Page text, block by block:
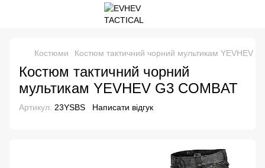
Костюми Костюм тактичний чорний мультикам YEVHEV
Костюм тактичний чорний
мультикам YEVHEV G3 COMBAT
Артикул: 23YSBS Написати відгук